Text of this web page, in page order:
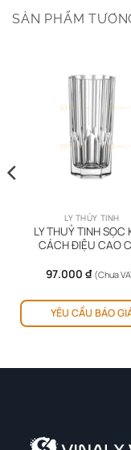
SẢN PHẨM
LY THỦY TINH
LY THUỶ TINH SỌC
CÁCH ĐIỆU CAO
97.000 ₫ (Chưa
YÊU CẦU BÁO